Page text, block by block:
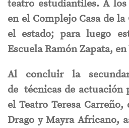
teatro estudiantiles. A los
en el Complejo Casa de
el estado; para luego
Escuela Ramón Zapata,
Al concluir la
de técnicas de actuación
el Teatro Teresa
Drago y Mayra Africano,